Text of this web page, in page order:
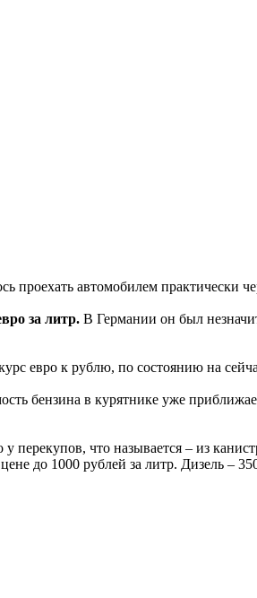
проехать автомобилем
за литр. В Германии он был
евро к рублю, по состоянию на
бензина в курятнике уже
перекупов, что называется – из
до 1000 рублей за литр. Дизель –